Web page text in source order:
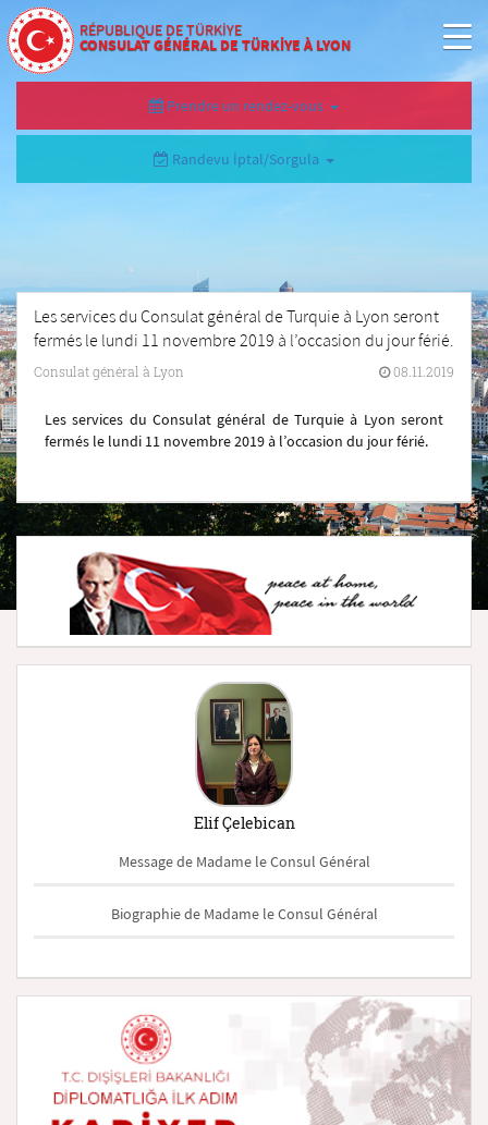
RÉPUBLIQUE DE TÜRKİYE
CONSULAT GÉNÉRAL DE TÜRKİYE À LYON
Prendre un rendez-vous
Randevu İptal/Sorgula
Les services du Consulat général de Turquie à Lyon seront
fermés le lundi 11 novembre 2019 à l’occasion du jour férié.
Consulat général à Lyon 08.11.2019
Les services du Consulat général de Turquie à Lyon seront
fermés le lundi 11 novembre 2019 à l’occasion du jour férié.
Elif Çelebican
Message de Madame le Consul Général
Biographie de Madame le Consul Général